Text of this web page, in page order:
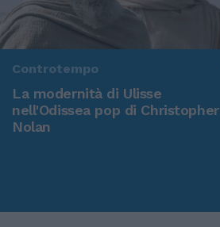
Controtempo
La modernità di Ulisse
nell'Odissea pop di Christopher
Nolan